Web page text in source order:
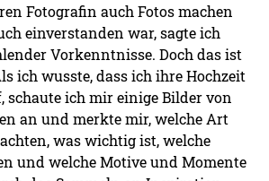
Fotografin auch Fotos machen
einverstanden war, sagte ich
Vorkenntnisse. Doch das ist
ich wusste, dass ich ihre Hochzeit
schaute ich mir einige Bilder von
an und merkte mir, welche Art
was wichtig ist, welche
und welche Motive und Momente